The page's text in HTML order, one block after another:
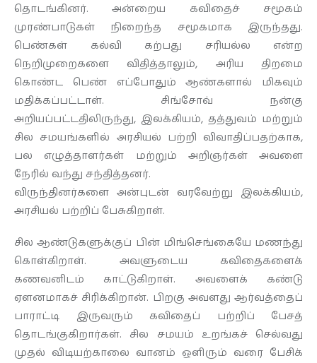
தொடங்கினர். அன்றைய கவிதைச் சமூகம்
முரண்பாடுகள் நிறைந்த சமூகமாக இருந்தது.
பெண்கள் கல்வி கற்பது சரியல்ல என்ற
நெறிமுறைகளை விதித்தாலும், அரிய திறமை
கொண்ட பெண் எப்போதும் ஆண்களால் மிகவும்
மதிக்கப்பட்டாள். சிங்சோவ் நன்கு
அறியப்பட்டதிலிருந்து, இலக்கியம், தத்துவம் மற்றும்
சில சமயங்களில் அரசியல் பற்றி விவாதிப்பதற்காக,
பல எழுத்தாளர்கள் மற்றும் அறிஞர்கள் அவளை
நேரில் வந்து சந்தித்தனர்.
விருந்தினர்களை அன்புடன் வரவேற்று இலக்கியம்,
அரசியல் பற்றிப் பேசுகிறாள்.
சில ஆண்டுகளுக்குப் பின் மிங்செங்கையே மணந்து
கொள்கிறாள். அவளுடைய கவிதைகளைக்
கணவனிடம் காட்டுகிறாள். அவளைக் கண்டு
ஏளனமாகச் சிரிக்கிறான். பிறகு அவளது ஆர்வத்தைப்
பாராட்டி இருவரும் கவிதைப் பற்றிப் பேசத்
தொடங்குகிறார்கள். சில சமயம் உறங்கச் செல்வது
முதல் விடியற்காலை வானம் ஒளிரும் வரை பேசிக்